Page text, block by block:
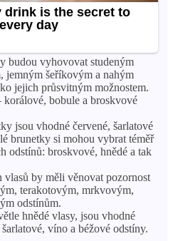
budou vyhovovat studeným
jemným šeříkovým a nahým
jejich průsvitným možnostem.
bobule a broskvové
jsou vhodné červené, šarlatové
brunetky si mohou vybrat téměř
odstínů: broskvové, hnědé a tak
vlasů by měli věnovat pozornost
terakotovým, mrkvovým,
odstínům.
hnědé vlasy, jsou vhodné
víno a béžové odstíny.